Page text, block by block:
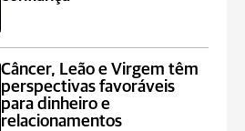
Câncer, Leão e Virgem têm
perspectivas favoráveis
para dinheiro e
relacionamentos